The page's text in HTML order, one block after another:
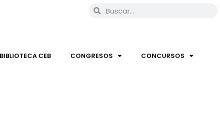
BIBLIOTECA CEB CONGRESOS CONCURSOS